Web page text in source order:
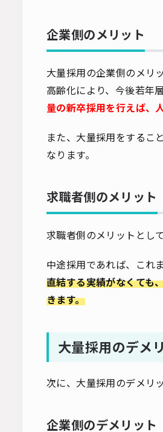
企業側のメリット
大量採用の企業側のメリ
高齢化により、今後若年
量の新卒採用を行えば、
また、大量採用をするこ
なります。
求職者側のメリット
求職者側のメリットとし
中途採用であれば、これ
直結する実績がなくても
きます。
大量採用のデメ
次に、大量採用のデメリ
企業側のデメリット